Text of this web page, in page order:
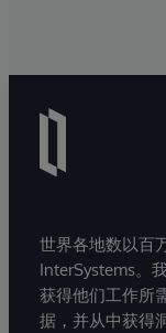
世界各地数以百
InterSystems。
获得他们工作
据，并从中获得